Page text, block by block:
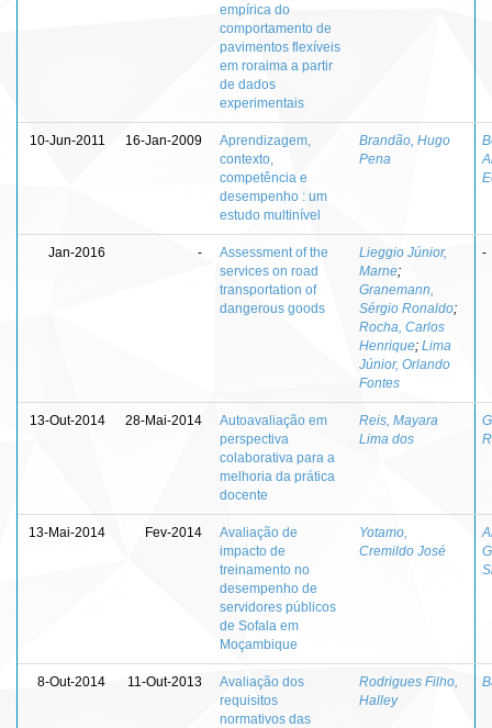
empírica do
comportamento de
pavimentos flexíveis
em roraima a partir
de dados
experimentais
10-Jun-2011 16-Jan-2009
Aprendizagem,
contexto,
competência e
desempenho : um
estudo multinível
Brandão, Hugo
Pena
Jan-2016 -
Assessment of the
services on road
transportation of
dangerous goods
Lieggio Júnior,
Marne;
Granemann,
Sérgio Ronaldo;
Rocha, Carlos
Henrique; Lima
Júnior, Orlando
Fontes
-
13-Out-2014 28-Mai-2014
Autoavaliação em
perspectiva
colaborativa para a
melhoria da prática
docente
Reis, Mayara
Lima dos
13-Mai-2014 Fev-2014
Avaliação de
impacto de
treinamento no
desempenho de
servidores públicos
de Sofala em
Moçambique
Yotamo,
Cremildo José
8-Out-2014 11-Out-2013
Avaliação dos
requisitos
normativos das
Rodrigues Filho,
Halley